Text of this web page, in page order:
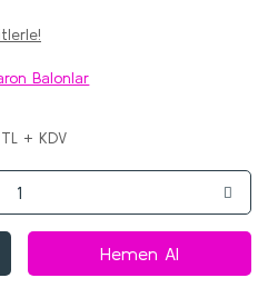
Balonlar
+ KDV
Hemen Al